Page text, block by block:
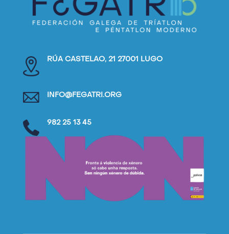
RÚA CASTELAO, 21 27001 LUGO
INFO@FEGATRI.ORG
982 25 13 45